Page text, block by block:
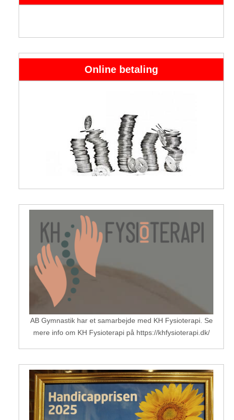
Online betaling
AB Gymnastik har et samarbejde med KH Fysioterapi. Se
mere info om KH Fysioterapi på https://khfysioterapi.dk/